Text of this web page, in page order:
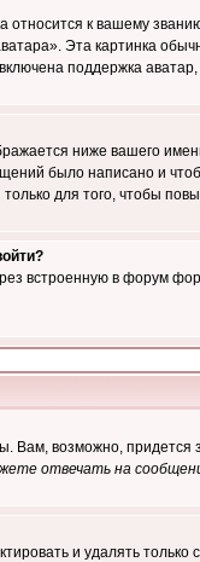
относится к вашему
Эта картинка
поддержка
ниже вашего
было написано и
для того, чтобы
встроенную в форум
Вам, возможно,
отвечать на
и удалять